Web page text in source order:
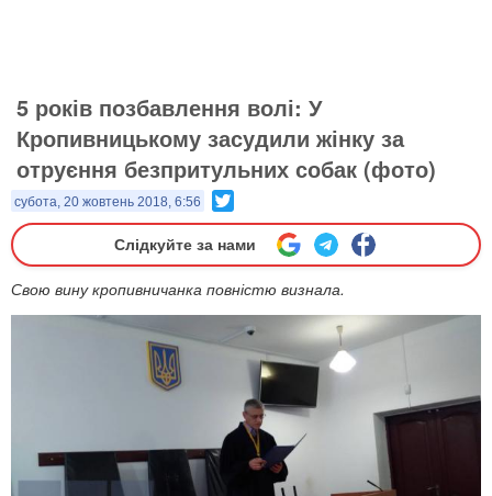
5 років позбавлення волі: У
Кропивницькому засудили жінку за
отруєння безпритульних собак (фото)
субота, 20 жовтень 2018, 6:56
Слідкуйте за нами
Свою вину кропивничанка повністю визнала.